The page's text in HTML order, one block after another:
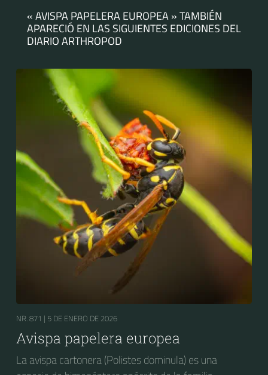
« AVISPA PAPELERA EUROPEA » TAMBIÉN
APARECIÓ EN LAS SIGUIENTES EDICIONES DEL
DIARIO ARTHROPOD
NR. 871 | 5 DE ENERO DE 2026
Avispa papelera europea
La avispa cartonera (Polistes dominula) es una